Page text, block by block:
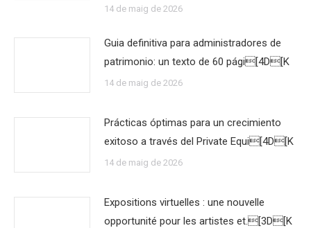
14 de maig de 2026
Guia definitiva para administradores de
patrimonio: un texto de 60 pági[4D[K
14 de maig de 2026
Prácticas óptimas para un crecimiento
exitoso a través del Private Equi[4D[K
14 de maig de 2026
Expositions virtuelles : une nouvelle
opportunité pour les artistes et.[3D[K